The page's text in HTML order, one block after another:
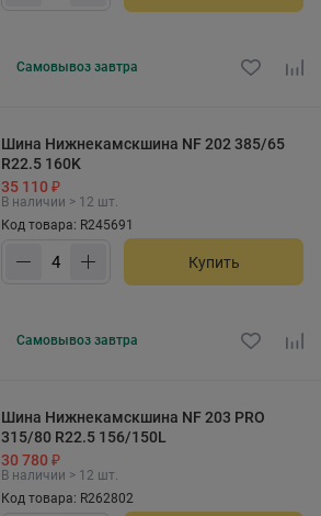
Самовывоз завтра
Шина Нижнекамскшина NF 202 385/65
R22.5 160K
35 110 ₽
В наличии > 12 шт.
Код товара: R245691
Купить
Самовывоз завтра
Шина Нижнекамскшина NF 203 PRO
315/80 R22.5 156/150L
30 780 ₽
В наличии > 12 шт.
Код товара: R262802